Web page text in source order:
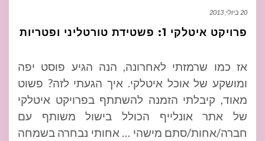
20 ביולי, 2013
פרויקט איטלקי 1: פשטידת טורטליני ופטריות
אז כמו שרמזתי לאחרונה, הנה הגיע פוסט יפה
ומושקע של אוכל איטלקי. איך הגעתי לזה? פשוט
מאוד, קיבלתי הזמנה להשתתף בפרויקט איטלקי
של אתר אונלייף הכולל בישול משותף עם
חברה/אחות/סתם מישהי … אחותי נבחרה בשמחה